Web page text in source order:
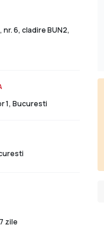
6, cladire BUN2,
1, Bucuresti
zile